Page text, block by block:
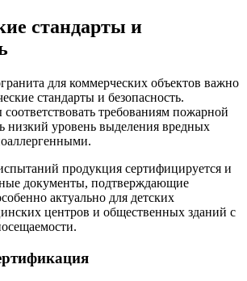
стандарты и
для коммерческих объектов важно
стандарты и безопасность.
требованиям пожарной
низкий уровень выделения вредных
продукция сертифицируется и
документы, подтверждающие
актуально для детских
центров и общественных зданий с